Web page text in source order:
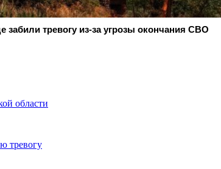
забили тревогу из-за угрозы окончания СВО
области
тревогу